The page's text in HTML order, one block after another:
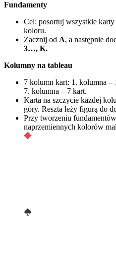
Fundamenty
Cel: posortuj wszystkie karty
koloru.
Zacznij od A, a następnie
3…, K.
Kolumny na tableau
7 kolumn kart: 1. kolumna
7. kolumna – 7 kart.
Karta na szczycie każdej
góry. Reszta leży figurą do
Przy tworzeniu
naprzemiennych kolorów